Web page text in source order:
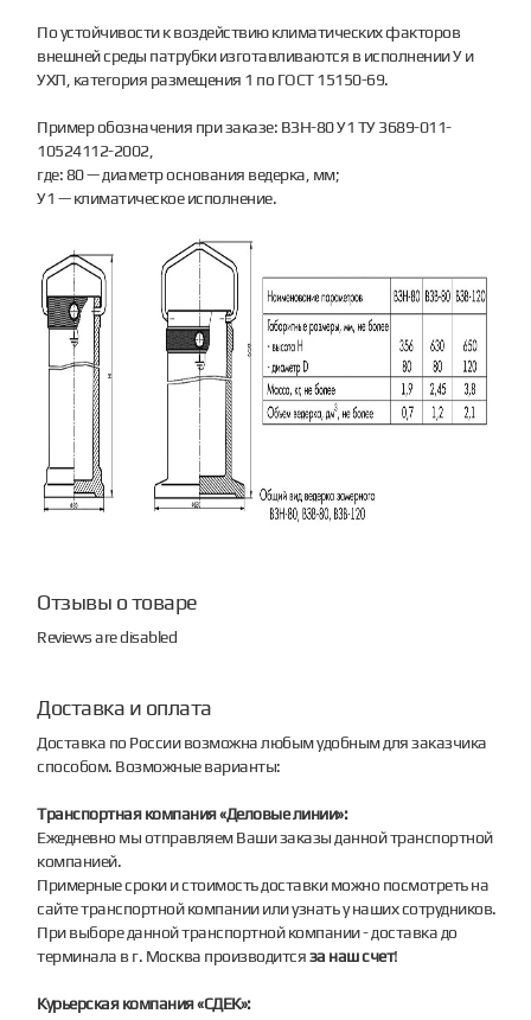
По устойчивости к воздействию климатических факторов
внешней среды патрубки изготавливаются в исполнении У и
УХЛ, категория размещения 1 по ГОСТ 15150-69.
Пример обозначения при заказе: ВЗН-80 У1 ТУ 3689-011-
10524112-2002,
где: 80 — диаметр основания ведерка, мм;
У1 — климатическое исполнение.
Отзывы о товаре
Reviews are disabled
Доставка и оплата
Доставка по России возможна любым удобным для заказчика
способом. Возможные варианты:
Транспортная компания «Деловые линии»:
Ежедневно мы отправляем Ваши заказы данной транспортной
компанией.
Примерные сроки и стоимость доставки можно посмотреть на
сайте транспортной компании или узнать у наших сотрудников.
При выборе данной транспортной компании - доставка до
терминала в г. Москва производитсяза наш счет!
Курьерская компания «СДЕК»: